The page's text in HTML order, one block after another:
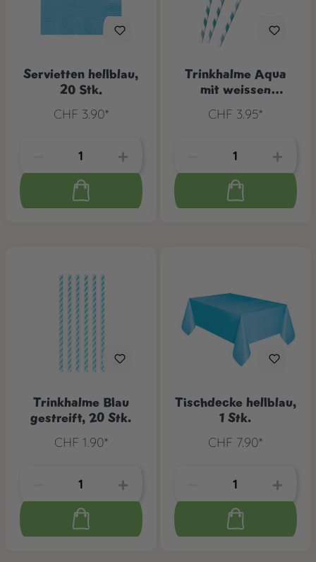
Servietten hellblau,
20 Stk.
CHF 3.90*
Trinkhalme Aqua
mit weissen
CHF 3.95*
Trinkhalme Blau
gestreift, 20 Stk.
CHF 1.90*
Tischdecke hellblau,
1 Stk.
CHF 7.90*